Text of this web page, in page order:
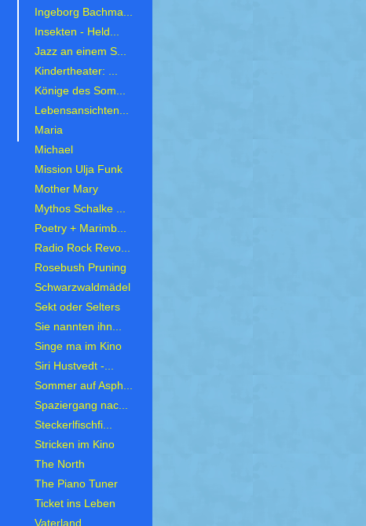
Ingeborg Bachma...
Insekten - Held...
Jazz an einem S...
Kindertheater: ...
Könige des Som...
Lebensansichten...
Maria
Michael
Mission Ulja Funk
Mother Mary
Mythos Schalke ...
Poetry + Marimb...
Radio Rock Revo...
Rosebush Pruning
Schwarzwaldmädel
Sekt oder Selters
Sie nannten ihn...
Singe ma im Kino
Siri Hustvedt -...
Sommer auf Asph...
Spaziergang nac...
Steckerlfischfi...
Stricken im Kino
The North
The Piano Tuner
Ticket ins Leben
Vaterland